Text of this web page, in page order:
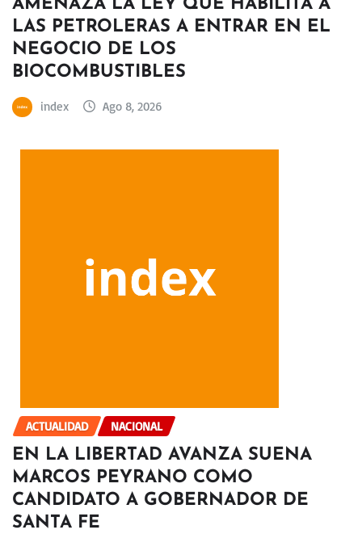
AMENAZA LA LEY QUE HABILITA A
LAS PETROLERAS A ENTRAR EN EL
NEGOCIO DE LOS
BIOCOMBUSTIBLES
index Ago 8, 2026
ACTUALIDAD NACIONAL
EN LA LIBERTAD AVANZA SUENA
MARCOS PEYRANO COMO
CANDIDATO A GOBERNADOR DE
SANTA FE